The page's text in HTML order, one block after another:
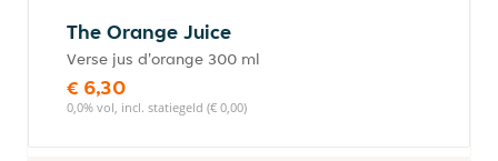
The Orange Juice
Verse jus d'orange 300 ml
€ 6,30
0,0% vol, incl. statiegeld (€ 0,00)